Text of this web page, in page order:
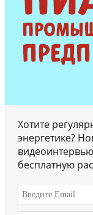
Хотите
энергетике?
бесплатную